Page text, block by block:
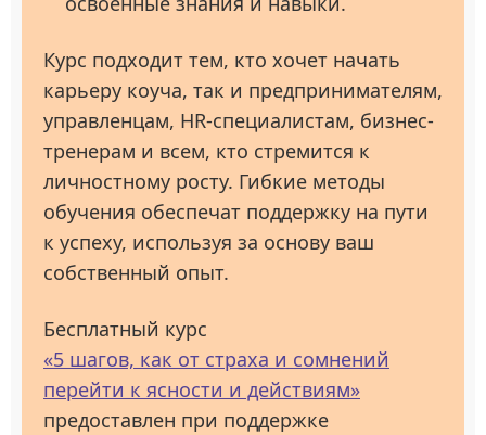
Курс подходит тем, кто хочет начать
карьеру коуча, так и предпринимателям,
управленцам, HR-специалистам, бизнес-
тренерам и всем, кто стремится к
личностному росту. Гибкие методы
обучения обеспечат поддержку на пути
к успеху, используя за основу ваш
собственный опыт.
Бесплатный курс
«5 шагов, как от страха и сомнений
перейти к ясности и действиям»
предоставлен при поддержке